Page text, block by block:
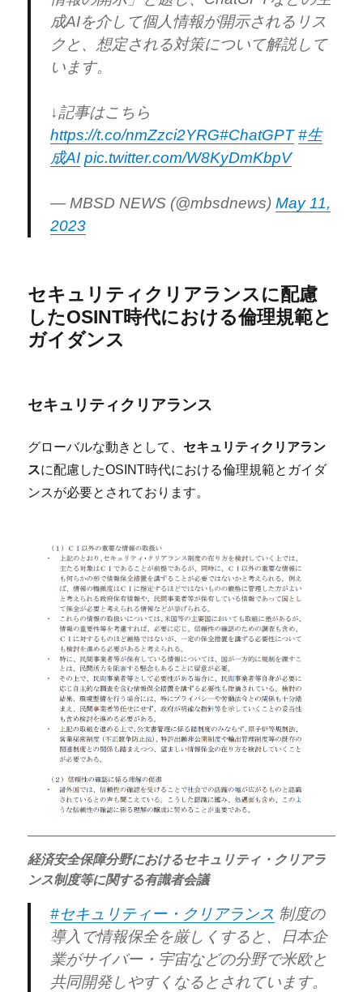
成AIを介して個人情報が開示されるリス
クと、想定される対策について解説して
います。
↓記事はこちら
https://t.co/nmZzci2YRG#ChatGPT #生
成AI pic.twitter.com/W8KyDmKbpV
— MBSD NEWS (@mbsdnews)May 11,
2023
セキュリティクリアランスに配慮
したOSINT時代における倫理規範と
ガイダンス
セキュリティクリアランス
グローバルな動きとして、 セキュリティクリアラン
スに配慮したOSINT時代における倫理規範とガイダ
ンスが必要とされております。
経済安全保障分野におけるセキュリティ・クリアラ
ンス制度等に関する有識者会議
#セキュリティー・クリアランス 制度の
導入で情報保全を厳しくすると、日本企
業がサイバー・宇宙などの分野で米欧と
共同開発しやすくなるとされています。